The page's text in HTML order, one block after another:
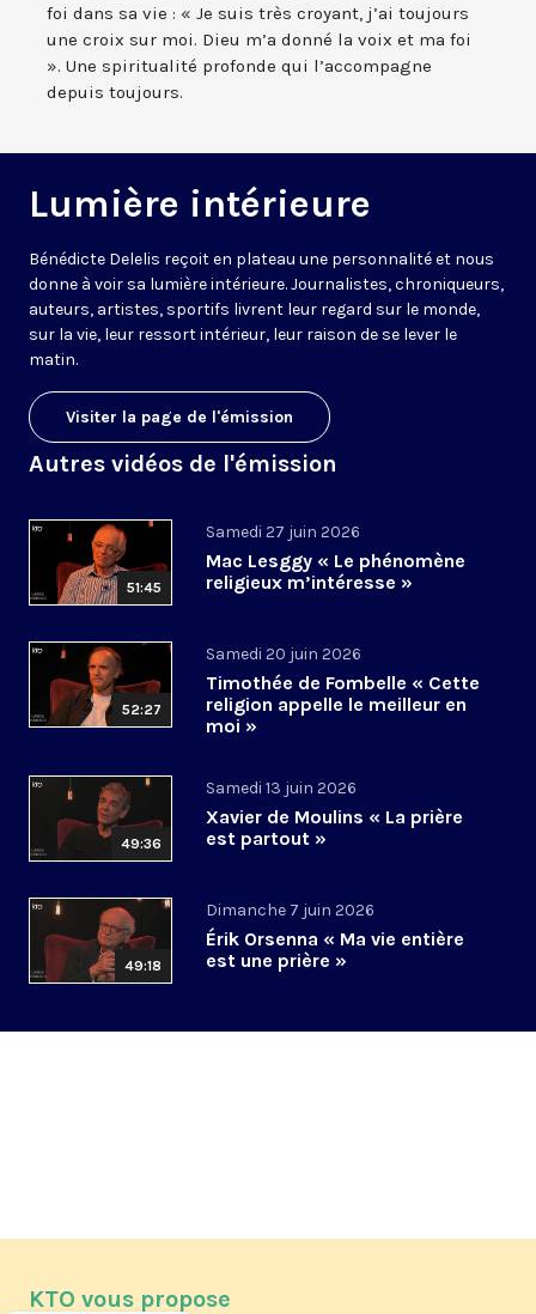
foi dans sa vie : « Je suis très croyant, j’ai toujours
une croix sur moi. Dieu m’a donné la voix et ma foi
». Une spiritualité profonde qui l’accompagne
depuis toujours.
Lumière intérieure
Bénédicte Delelis reçoit en plateau une personnalité et nous
donne à voir sa lumière intérieure. Journalistes, chroniqueurs,
auteurs, artistes, sportifs livrent leur regard sur le monde,
sur la vie, leur ressort intérieur, leur raison de se lever le
matin.
Visiter la page de l'émission
Autres vidéos de l'émission
51:45
Samedi 27 juin 2026
Mac Lesggy « Le phénomène
religieux m’intéresse »
52:27
Samedi 20 juin 2026
Timothée de Fombelle « Cette
religion appelle le meilleur en
moi »
49:36
Samedi 13 juin 2026
Xavier de Moulins « La prière
est partout »
49:18
Dimanche 7 juin 2026
Érik Orsenna « Ma vie entière
est une prière »
KTO vous propose